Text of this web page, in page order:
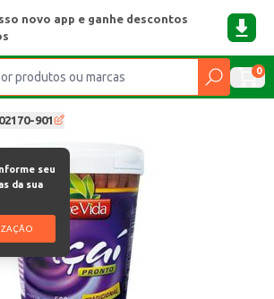
novo app e ganhe descontos
0
02170-901
seu
da sua